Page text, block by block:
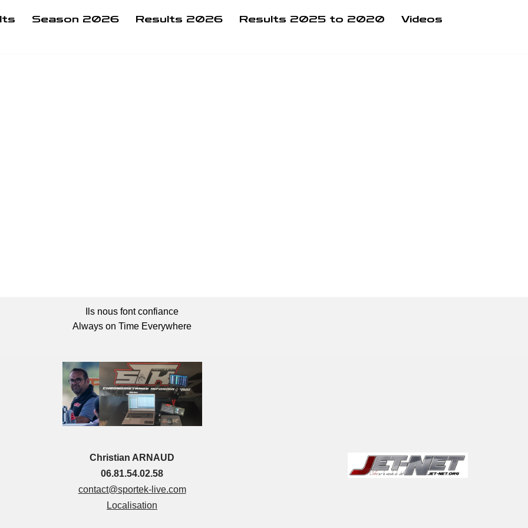
Season 2026 Results 2026 Results 2025 to 2020
Videos
Ils nous font confiance
Always on Time Everywhere
Christian ARNAUD
06.81.54.02.58
contact@sportek-live.com
Localisation